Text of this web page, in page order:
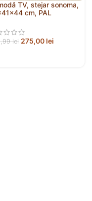
TV, stejar sonoma,
cm, PAL
lei 275,00 lei